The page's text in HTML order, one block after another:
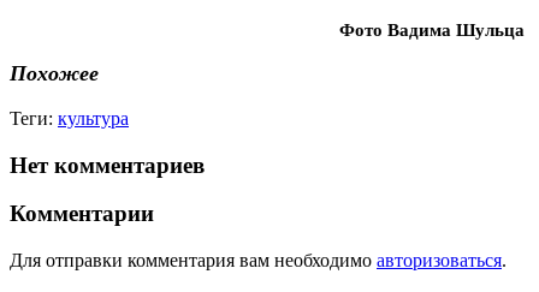
Фото Вадима Шульца
Похожее
Теги: культура
Нет комментариев
Комментарии
Для отправки комментария вам необходимо авторизоваться.